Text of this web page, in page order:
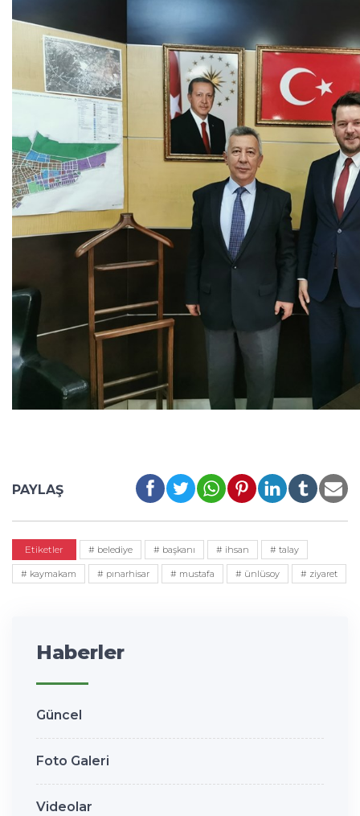
PAYLAŞ
Etiketler # belediye # başkanı # ihsan # talay
# kaymakam # pınarhisar # mustafa # ünlüsoy # ziyaret
Haberler
Güncel
Foto Galeri
Videolar